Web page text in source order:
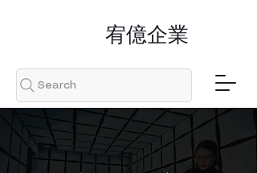
​宥億企業
Search